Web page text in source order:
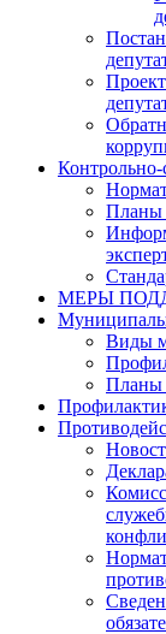
Контрольно-
Планы
МЕРЫ
Виды
Планы